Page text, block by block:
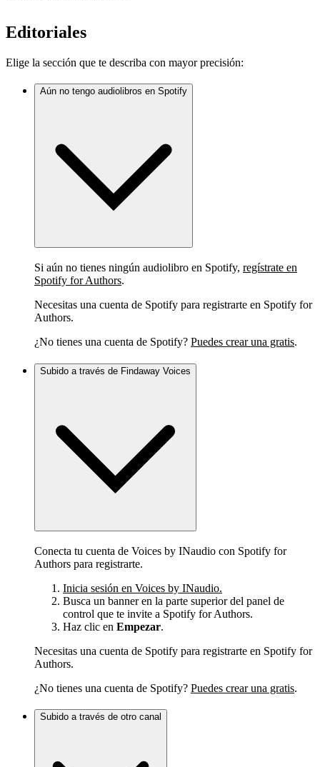
Editoriales
Elige la sección que te describa con mayor precisión:
Aún no tengo audiolibros en Spotify
Si aún no tienes ningún audiolibro en Spotify, regístrate en
Spotify for Authors.
Necesitas una cuenta de Spotify para registrarte en Spotify for
Authors.
¿No tienes una cuenta de Spotify? Puedes crear una gratis.
Subido a través de Findaway Voices
Conecta tu cuenta de Voices by INaudio con Spotify for
Authors para registrarte.
Inicia sesión en Voices by INaudio.
Busca un banner en la parte superior del panel de
control que te invite a Spotify for Authors.
Haz clic en Empezar.
Necesitas una cuenta de Spotify para registrarte en Spotify for
Authors.
¿No tienes una cuenta de Spotify? Puedes crear una gratis.
Subido a través de otro canal